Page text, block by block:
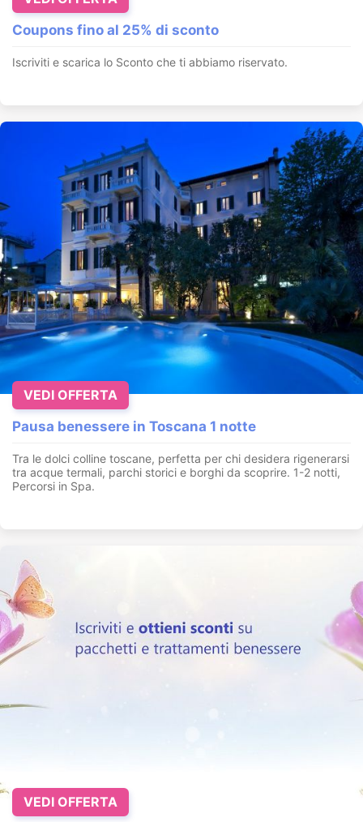
Coupons fino al 25% di sconto
Iscriviti e scarica lo Sconto che ti abbiamo riservato.
Pausa benessere in Toscana 1 notte
Tra le dolci colline toscane, perfetta per chi desidera rigenerarsi
tra acque termali, parchi storici e borghi da scoprire. 1-2 notti,
Percorsi in Spa.
VEDI OFFERTA
VEDI OFFERTA